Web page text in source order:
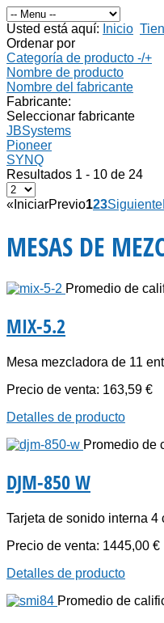
Usted está aquí: Inicio
Ordenar por
Categoría de producto -/+
Nombre de producto
Nombre del fabricante
Fabricante:
Seleccionar fabricante
JBSystems
Pioneer
SYNQ
Resultados 1 - 10 de 24
« IniciarPrevio123Siguiente
MESAS DE
Promedio de
MIX-5.2
Mesa mezcladora de 11
Precio de venta: 163,59 €
Detalles de producto
Promedio de
DJM-850 W
Tarjeta de sonido interna 4
Precio de venta: 1445,00 €
Detalles de producto
Promedio de